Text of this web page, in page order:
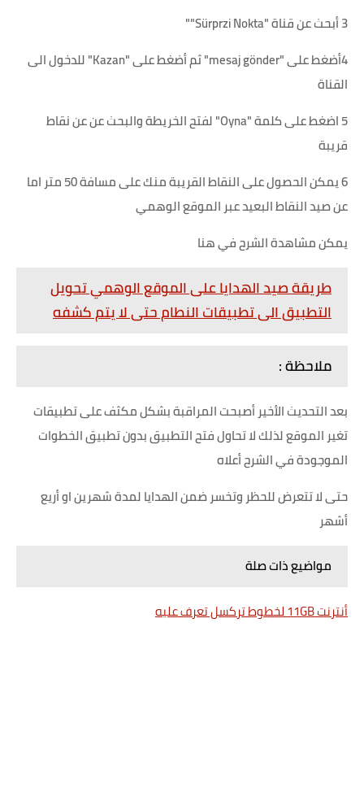
3 أبحث عن قناة "Sürprzi Nokta""
4أضغط على "mesaj gönder" ثم أضغط على "Kazan" للدخول الى
القناة
5 اضغط على كلمة "Oyna" لفتح الخريطة والبحث عن عن نقاط
قريبة
6 يمكن الحصول على النقاط القريبة منك على مسافة 50 متر اما
عن صيد النقاط البعيد عبر الموقع الوهمي
يمكن مشاهدة الشرح في هنا
طريقة صيد الهدايا على الموقع الوهمي تحويل
التطبيق الى تطبيقات النطام حتى لا يتم كشفه
ملاحظة :
بعد التحديث الأخير أصبحت المراقبة بشكل مكثف على تطبيقات
تغير الموقع لذلك لا تحاول فتح التطبيق بدون تطبيق الخطوات
الموجودة في الشرح أعلاه
حتى لا تتعرض للحظر وتخسر ضمن الهدايا لمدة شهرين او أريع
أشهر
مواضيع ذات صلة
أنترنت 11GB لخطوط تركسل تعرف عليه